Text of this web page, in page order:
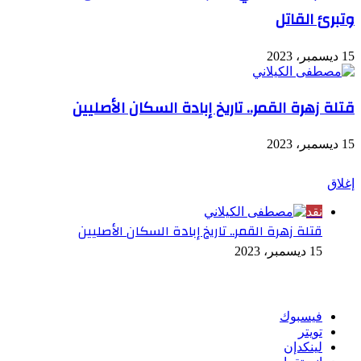
وتبرئ القاتل
15 ديسمبر، 2023
قتلة زهرة القمر.. تاريخ إبادة السكان الأصليين
15 ديسمبر، 2023
إغلاق
نقد
قتلة زهرة القمر.. تاريخ إبادة السكان الأصليين
15 ديسمبر، 2023
فيسبوك
تويتر
لينكدإن